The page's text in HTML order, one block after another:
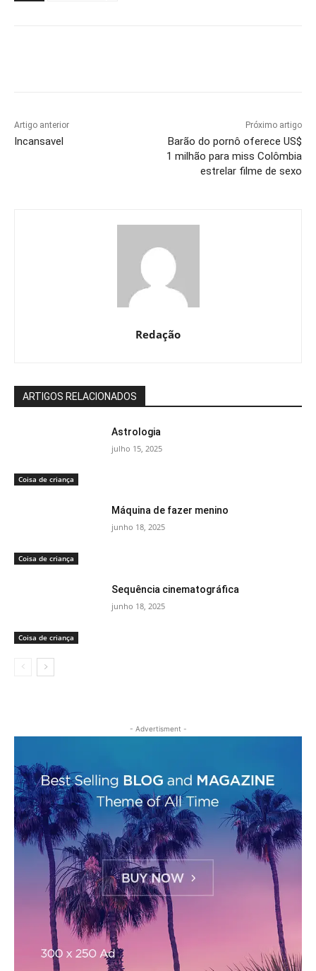
Artigo anterior
Incansavel
Próximo artigo
Barão do pornô oferece US$
1 milhão para miss Colômbia
estrelar filme de sexo
Redação
ARTIGOS RELACIONADOS
Coisa de criança
Astrologia
julho 15, 2025
Coisa de criança
Máquina de fazer menino
junho 18, 2025
Coisa de criança
Sequência cinematográfica
junho 18, 2025
- Advertisment -